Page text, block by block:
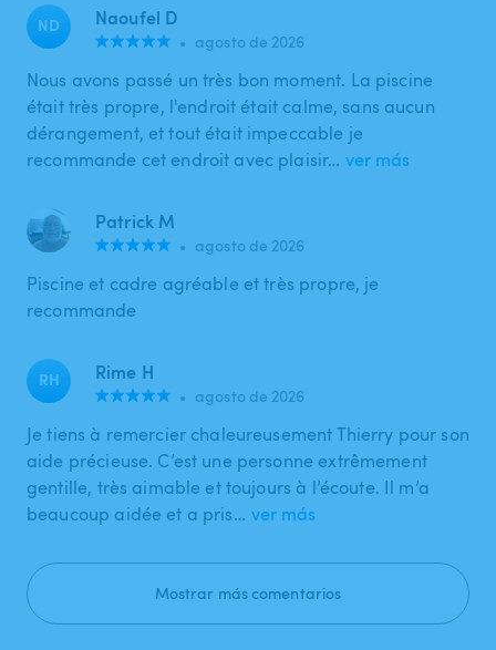
ND Naoufel D
• agosto de 2026
Nous avons passé un très bon moment. La piscine
était très propre, l'endroit était calme, sans aucun
dérangement, et tout était impeccable je
recommande cet endroit avec plaisir… ver más
Patrick M
• agosto de 2026
Piscine et cadre agréable et très propre, je
recommande
RH Rime H
• agosto de 2026
Je tiens à remercier chaleureusement Thierry pour son
aide précieuse. C’est une personne extrêmement
gentille, très aimable et toujours à l’écoute. Il m’a
beaucoup aidée et a pris… ver más
Mostrar más comentarios